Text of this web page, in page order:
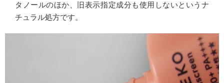
タノールのほか、旧表示指定成分も使用しないというナ
チュラル処方です。